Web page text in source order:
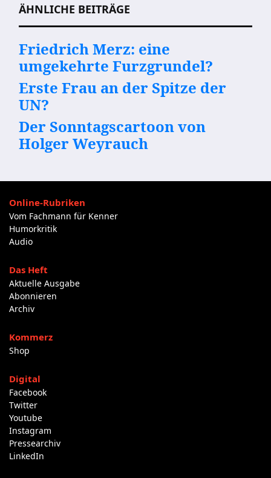
ÄHNLICHE BEITRÄGE
Friedrich Merz: eine
umgekehrte Furzgrundel?
Erste Frau an der Spitze der
UN?
Der Sonntagscartoon von
Holger Weyrauch
Online-Rubriken
Vom Fachmann für Kenner
Humorkritik
Audio
Das Heft
Aktuelle Ausgabe
Abonnieren
Archiv
Kommerz
Shop
Digital
Facebook
Twitter
Youtube
Instagram
Pressearchiv
LinkedIn